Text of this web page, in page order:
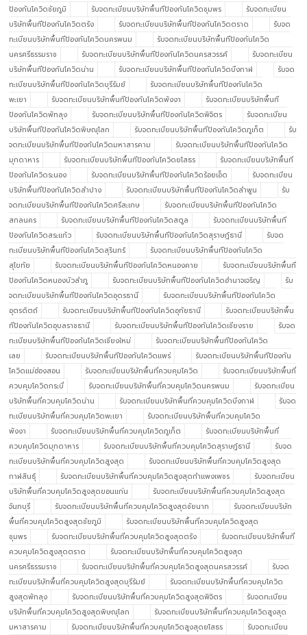
ป้องกันโควิดชัยภูมิ
รับจดทะเบียนบริษัทพื้นทีป้องกันโควิดชุมพร
รับจดทะเบียน
บริษัทพื้นทีป้องกันโควิดตรัง
รับจดทะเบียนบริษัทพื้นทีป้องกันโควิดตราด
รับจด
ทะเบียนบริษัทพื้นทีป้องกันโควิดนครพนม
รับจดทะเบียนบริษัทพื้นทีป้องกันโควิด
นครศรีธรรมราช
รับจดทะเบียนบริษัทพื้นทีป้องกันโควิดนครสวรรค์
รับจดทะเบียน
บริษัทพื้นทีป้องกันโควิดน่าน
รับจดทะเบียนบริษัทพื้นทีป้องกันโควิดบึงกาฬ
รับจด
ทะเบียนบริษัทพื้นทีป้องกันโควิดบุรีรัมย์
รับจดทะเบียนบริษัทพื้นทีป้องกันโควิด
พะเยา
รับจดทะเบียนบริษัทพื้นทีป้องกันโควิดพังงา
รับจดทะเบียนบริษัทพื้นที
ป้องกันโควิดพัทลุง
รับจดทะเบียนบริษัทพื้นทีป้องกันโควิดพิจิตร
รับจดทะเบียน
บริษัทพื้นทีป้องกันโควิดพิษณุโลก
รับจดทะเบียนบริษัทพื้นทีป้องกันโควิดภูเก็ต
รับ
จดทะเบียนบริษัทพื้นทีป้องกันโควิดมหาสารคาม
รับจดทะเบียนบริษัทพื้นทีป้องกันโควิด
มุกดาหาร
รับจดทะเบียนบริษัทพื้นทีป้องกันโควิดยโสธร
รับจดทะเบียนบริษัทพื้นที
ป้องกันโควิดระนอง
รับจดทะเบียนบริษัทพื้นทีป้องกันโควิดร้อยเอ็ด
รับจดทะเบียน
บริษัทพื้นทีป้องกันโควิดลำปาง
รับจดทะเบียนบริษัทพื้นทีป้องกันโควิดลำพูน
รับ
จดทะเบียนบริษัทพื้นทีป้องกันโควิดศรีสะเกษ
รับจดทะเบียนบริษัทพื้นทีป้องกันโควิด
สกลนคร
รับจดทะเบียนบริษัทพื้นทีป้องกันโควิดสตูล
รับจดทะเบียนบริษัทพื้นที
ป้องกันโควิดสระแก้ว
รับจดทะเบียนบริษัทพื้นทีป้องกันโควิดสุราษฎ์ธานี
รับจด
ทะเบียนบริษัทพื้นทีป้องกันโควิดสุรินทร์
รับจดทะเบียนบริษัทพื้นทีป้องกันโควิด
สุโขทัย
รับจดทะเบียนบริษัทพื้นทีป้องกันโควิดหนองคาย
รับจดทะเบียนบริษัทพื้นที
ป้องกันโควิดหนองบัวลำภู
รับจดทะเบียนบริษัทพื้นทีป้องกันโควิดอำนาจเจริญ
รับ
จดทะเบียนบริษัทพื้นทีป้องกันโควิดอุดรธานี
รับจดทะเบียนบริษัทพื้นทีป้องกันโควิด
อุตรดิตถ์
รับจดทะเบียนบริษัทพื้นทีป้องกันโควิดอุทัยธานี
รับจดทะเบียนบริษัทพื้น
ทีป้องกันโควิดอุบลราชธานี
รับจดทะเบียนบริษัทพื้นทีป้องกันโควิดเชียงราย
รับจด
ทะเบียนบริษัทพื้นทีป้องกันโควิดเชียงใหม่
รับจดทะเบียนบริษัทพื้นทีป้องกันโควิด
เลย
รับจดทะเบียนบริษัทพื้นทีป้องกันโควิดแพร่
รับจดทะเบียนบริษัทพื้นทีป้องกัน
โควิดแม่ฮ่องสอน
รับจดทะเบียนบริษัทพื้นที่ควบคุมโควิด
รับจดทะเบียนบริษัทพื้นที่
ควบคุมโควิดกระบี่
รับจดทะเบียนบริษัทพื้นที่ควบคุมโควิดนครพนม
รับจดทะเบียน
บริษัทพื้นที่ควบคุมโควิดน่าน
รับจดทะเบียนบริษัทพื้นที่ควบคุมโควิดบึงกาฬ
รับจด
ทะเบียนบริษัทพื้นที่ควบคุมโควิดพะเยา
รับจดทะเบียนบริษัทพื้นที่ควบคุมโควิด
พังงา
รับจดทะเบียนบริษัทพื้นที่ควบคุมโควิดภูเก็ต
รับจดทะเบียนบริษัทพื้นที่
ควบคุมโควิดมุกดาหาร
รับจดทะเบียนบริษัทพื้นที่ควบคุมโควิดสุราษฎ์ธานี
รับจด
ทะเบียนบริษัทพื้นที่ควบคุมโควิดสูงสุด
รับจดทะเบียนบริษัทพื้นที่ควบคุมโควิดสูงสุด
กาฬสินธุ์
รับจดทะเบียนบริษัทพื้นที่ควบคุมโควิดสูงสุดกำแพงเพชร
รับจดทะเบียน
บริษัทพื้นที่ควบคุมโควิดสูงสุดขอนแก่น
รับจดทะเบียนบริษัทพื้นที่ควบคุมโควิดสูงสุด
จันทบุรี
รับจดทะเบียนบริษัทพื้นที่ควบคุมโควิดสูงสุดชัยนาท
รับจดทะเบียนบริษัท
พื้นที่ควบคุมโควิดสูงสุดชัยภูมิ
รับจดทะเบียนบริษัทพื้นที่ควบคุมโควิดสูงสุด
ชุมพร
รับจดทะเบียนบริษัทพื้นที่ควบคุมโควิดสูงสุดตรัง
รับจดทะเบียนบริษัทพื้นที่
ควบคุมโควิดสูงสุดตราด
รับจดทะเบียนบริษัทพื้นที่ควบคุมโควิดสูงสุด
นครศรีธรรมราช
รับจดทะเบียนบริษัทพื้นที่ควบคุมโควิดสูงสุดนครสวรรค์
รับจด
ทะเบียนบริษัทพื้นที่ควบคุมโควิดสูงสุดบุรีรัมย์
รับจดทะเบียนบริษัทพื้นที่ควบคุมโควิด
สูงสุดพัทลุง
รับจดทะเบียนบริษัทพื้นที่ควบคุมโควิดสูงสุดพิจิตร
รับจดทะเบียน
บริษัทพื้นที่ควบคุมโควิดสูงสุดพิษณุโลก
รับจดทะเบียนบริษัทพื้นที่ควบคุมโควิดสูงสุด
มหาสารคาม
รับจดทะเบียนบริษัทพื้นที่ควบคุมโควิดสูงสุดยโสธร
รับจดทะเบียน